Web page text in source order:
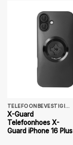
TELEFOONBEVESTIGING
X-Guard
Telefoonhoes X-
Guard iPhone 16 Plus